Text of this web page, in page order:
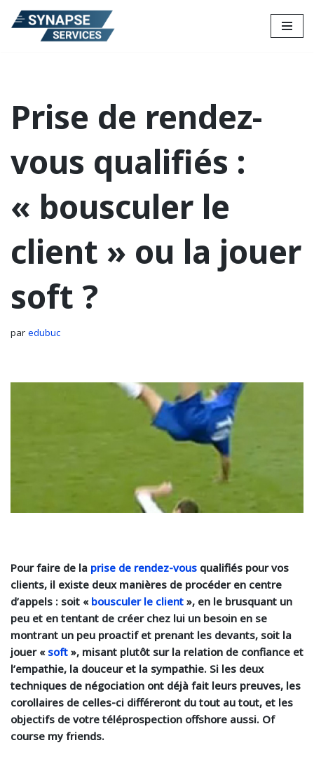
Prise de rendez-
vous qualifiés :
« bousculer le
client » ou la jouer
soft ?
par edubuc
Pour faire de la prise de rendez-vous qualifiés pour vos
clients, il existe deux manières de procéder en centre
d’appels : soit « bousculer le client », en le brusquant un
peu et en tentant de créer chez lui un besoin en se
montrant un peu proactif et prenant les devants, soit la
jouer « soft », misant plutôt sur la relation de confiance et
l’empathie, la douceur et la sympathie. Si les deux
techniques de négociation ont déjà fait leurs preuves, les
corollaires de celles-ci différeront du tout au tout, et les
objectifs de votre téléprospection offshore aussi. Of
course my friends.